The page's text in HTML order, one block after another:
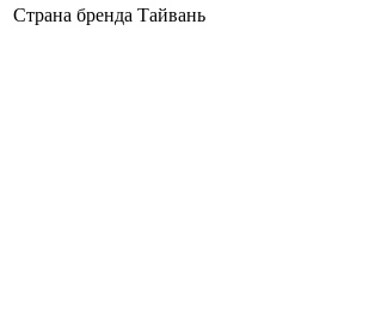
Страна бренда Тайвань